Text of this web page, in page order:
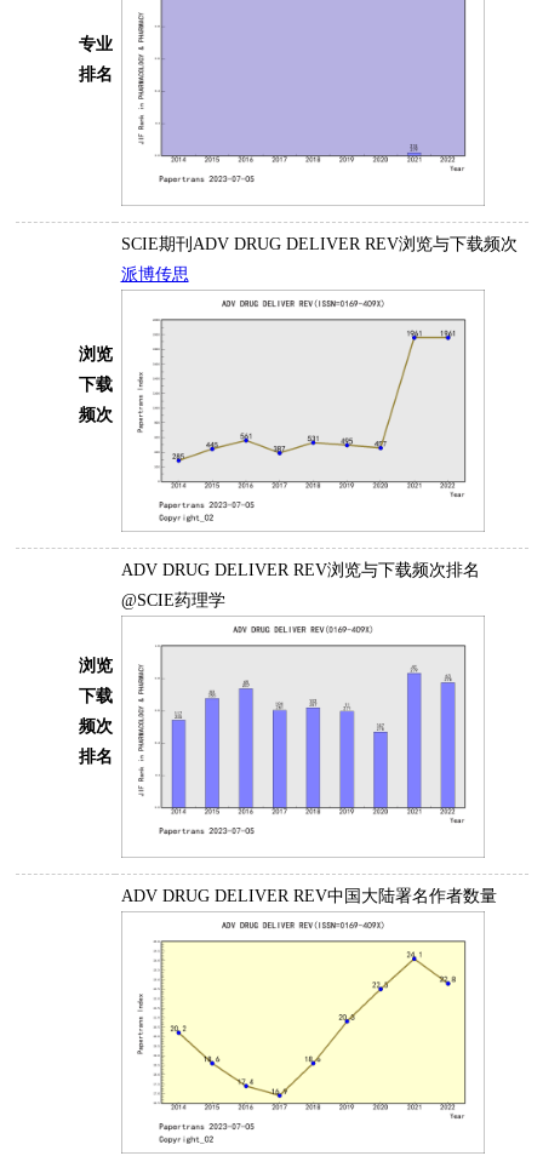
专业
排名
浏览
下载
频次
SCIE期刊ADV DRUG DELIVER REV浏览与下载频次
派博传思
浏览
下载
频次
排名
ADV DRUG DELIVER REV浏览与下载频次排名
@SCIE药理学
ADV DRUG DELIVER REV中国大陆署名作者数量